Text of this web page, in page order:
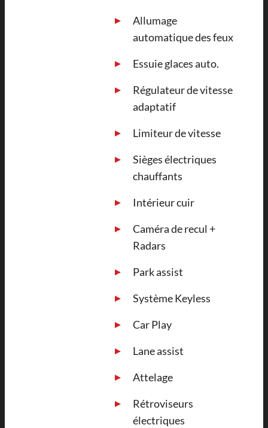
Allumage
automatique des feux
Essuie glaces auto.
Régulateur de vitesse
adaptatif
Limiteur de vitesse
Sièges électriques
chauffants
Intérieur cuir
Caméra de recul +
Radars
Park assist
Système Keyless
Car Play
Lane assist
Attelage
Rétroviseurs
électriques